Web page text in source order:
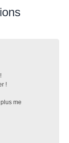
!
me